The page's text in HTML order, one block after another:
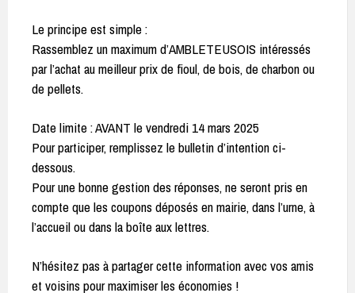
Le principe est simple :
Rassemblez un maximum d’AMBLETEUSOIS intéressés
par l’achat au meilleur prix de fioul, de bois, de charbon ou
de pellets.
Date limite : AVANT le vendredi 14 mars 2025
Pour participer, remplissez le bulletin d’intention ci-
dessous.
Pour une bonne gestion des réponses, ne seront pris en
compte que les coupons déposés en mairie, dans l’urne, à
l’accueil ou dans la boîte aux lettres.
N’hésitez pas à partager cette information avec vos amis
et voisins pour maximiser les économies !